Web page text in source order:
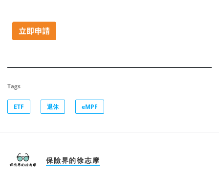
Tags
ETF 退休 eMPF
保險界的徐志摩